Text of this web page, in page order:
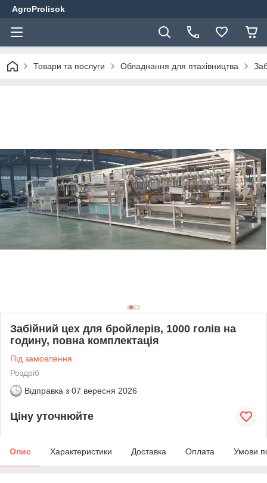
AgroProlisok
Товари та послуги Обладнання для птахівництва
Забійний цех для бройлерів, 1000 голів на
годину, повна комплектація
Під замовлення
Роздріб
Відправка з 07 вересня 2026
Ціну уточнюйте
Опис Характеристики Доставка Оплата Умови